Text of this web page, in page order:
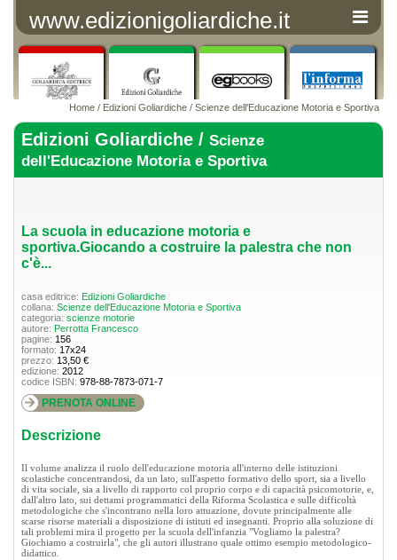
www.edizionigoliardiche.it
Home / Edizioni Goliardiche / Scienze dell'Educazione Motoria e Sportiva
Edizioni Goliardiche / Scienze
dell'Educazione Motoria e Sportiva
La scuola in educazione motoria e
sportiva.Giocando a costruire la palestra che non
c'è...
casa editrice: Edizioni Goliardiche
collana: Scienze dell'Educazione Motoria e Sportiva
categoria: scienze motorie
autore: Perrotta Francesco
pagine: 156
formato: 17x24
prezzo: 13,50 €
edizione: 2012
codice ISBN: 978-88-7873-071-7
PRENOTA ONLINE
Descrizione
Il volume analizza il ruolo dell'educazione motoria all'interno delle istituzioni
scolastiche concentrandosi, da un lato, sull'aspetto formativo dello sport, sia a livello
di vita sociale, sia a livello di rapporto col proprio corpo e di capacità psicomotorie, e,
dall'altro lato, sui dettami programmatici della Riforma Scolastica e sulle difficoltà
metodologiche che s'incontrano nella loro attuazione, dovute principalmente alle
scarse risorse materiali a disposizione di istituti ed insegnanti. Proprio alla soluzione di
tali problemi mira il progetto per la scuola dell'infanzia "Vogliamo la palestra?
Giochiamo a costruirla", che gli autori illustrano quale ottimo esempio metodologico-
didattico.